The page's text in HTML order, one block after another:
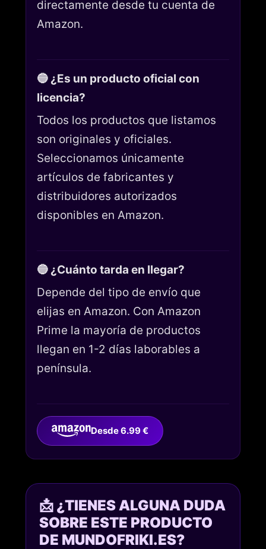
directamente desde tu cuenta de
Amazon.
🔵 ¿Es un producto oficial con
licencia?
Todos los productos que listamos
son originales y oficiales.
Seleccionamos únicamente
artículos de fabricantes y
distribuidores autorizados
disponibles en Amazon.
🔵 ¿Cuánto tarda en llegar?
Depende del tipo de envío que
elijas en Amazon. Con Amazon
Prime la mayoría de productos
llegan en 1-2 días laborables a
península.
Desde 6.99 €
📩 ¿TIENES ALGUNA DUDA
SOBRE ESTE PRODUCTO
DE MUNDOFRIKI.ES?